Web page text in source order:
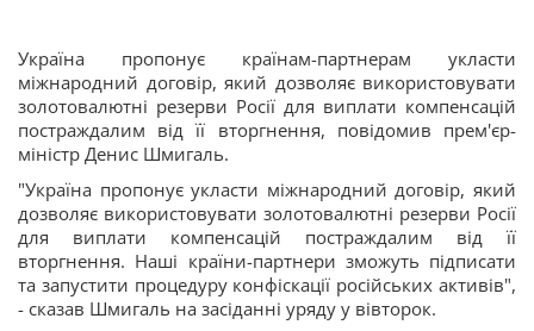
Україна пропонує країнам-партнерам укласти
міжнародний договір, який дозволяє використовувати
золотовалютні резерви Росії для виплати компенсацій
постраждалим від її вторгнення, повідомив прем'єр-
міністр Денис Шмигаль.
"Україна пропонує укласти міжнародний договір, який
дозволяє використовувати золотовалютні резерви Росії
для виплати компенсацій постраждалим від її
вторгнення. Наші країни-партнери зможуть підписати
та запустити процедуру конфіскації російських активів",
- сказав Шмигаль на засіданні уряду у вівторок.